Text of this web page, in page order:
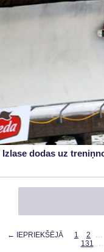
Izlase dodas uz
← IEPRIEKŠĒJĀ 1 2 …
131